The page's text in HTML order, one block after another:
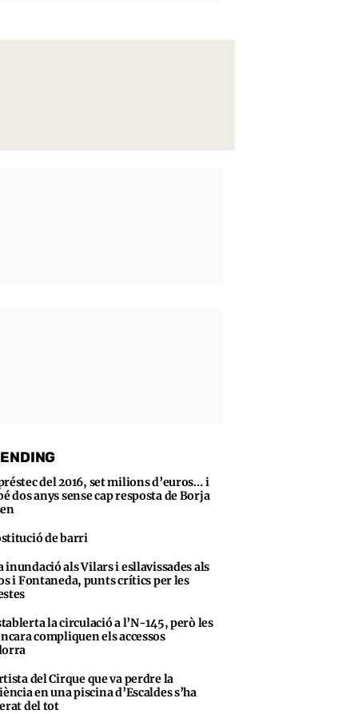
del 2016, set milions d’euros… i
dos anys sense cap resposta de Borja
de barri
inundació als Vilars i esllavissades als
i Fontaneda, punts crítics per les
la circulació a l’N-145, però les
compliquen els accessos
del Cirque que va perdre la
en una piscina d’Escaldes s’ha
del tot